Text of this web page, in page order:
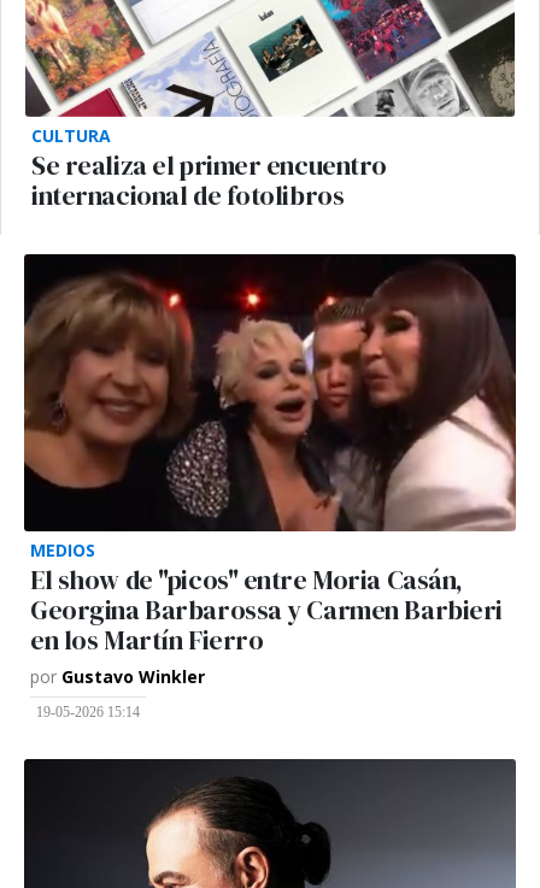
CULTURA
Se realiza el primer encuentro
internacional de fotolibros
MEDIOS
El show de "picos" entre Moria Casán,
Georgina Barbarossa y Carmen Barbieri
en los Martín Fierro
por Gustavo Winkler
19-05-2026 15:14